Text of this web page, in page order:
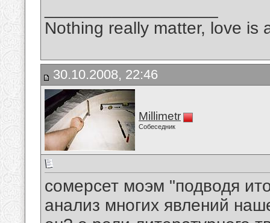
Nothing really matter, love is
30.10.2008, 22:46
Millimetr
Собеседник
сомерсет моэм "подводя
анализ многих явлений